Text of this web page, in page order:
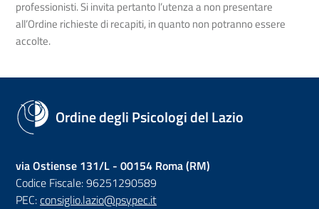
professionisti. Si invita pertanto l’utenza a non presentare
all’Ordine richieste di recapiti, in quanto non potranno essere
accolte.
Ordine degli Psicologi del Lazio
via Ostiense 131/L - 00154 Roma (RM)
Codice Fiscale: 96251290589
PEC:consiglio.lazio@psypec.it